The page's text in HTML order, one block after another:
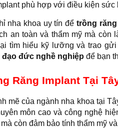
phù hợp với điều kiện
nha khoa uy tín để trồng răng
an toàn và thẩm mỹ mà
tìm hiểu kỹ lưỡng và trao
đạo đức nghề nghiệp để bạn
Răng Implant Tại
mẽ của ngành nha khoa tại
môn cao và công nghệ
còn đảm bảo tính thẩm mỹ